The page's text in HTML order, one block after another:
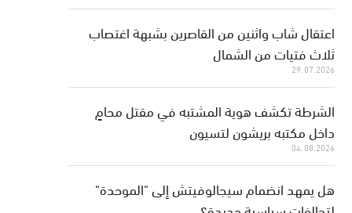
اعتقال شاب واثنين من القاصرين بشبهة اغتصاب
ثلاث فتيات من الشمال
29.07.2026
الشرطة تكشف هوية المشتبه في مقتل محامٍ
داخل مكتبه بريشون لتسيون
04.08.2026
هل يمهد انضمام سيجالوفيتش إلى "الموحدة"